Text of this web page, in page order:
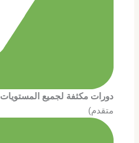
دورات مكثفة لجميع المستويات
متقدم)